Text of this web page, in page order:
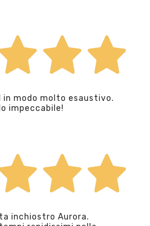
in modo molto esaustivo.
impeccabile!
inchiostro Aurora.